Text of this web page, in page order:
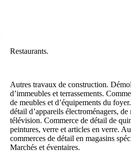
Restaurants.
Autres travaux de construction.
d’immeubles et terrassements.
de meubles et d’équipements du
détail d’appareils électroménagers, de
télévision. Commerce de détail de
peintures, verre et articles en verre.
commerces de détail en magasins
Marchés et éventaires.